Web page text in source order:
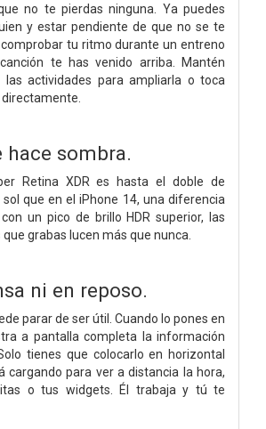
no te pierdas ninguna. Ya puedes
y estar pendiente de que no se te
tu ritmo durante un entreno
te has venido arriba. Mantén
las actividades para ampliarla o toca
hace sombra.
Retina XDR es hasta el doble de
que en el iPhone 14, una diferencia
un pico de brillo HDR superior, las
grabas lucen más que nunca.
ni en reposo.
parar de ser útil. Cuando lo pones en
a pantalla completa la información
tienes que colocarlo en horizontal
cargando para ver a distancia la hora,
o tus widgets. Él trabaja y tú te